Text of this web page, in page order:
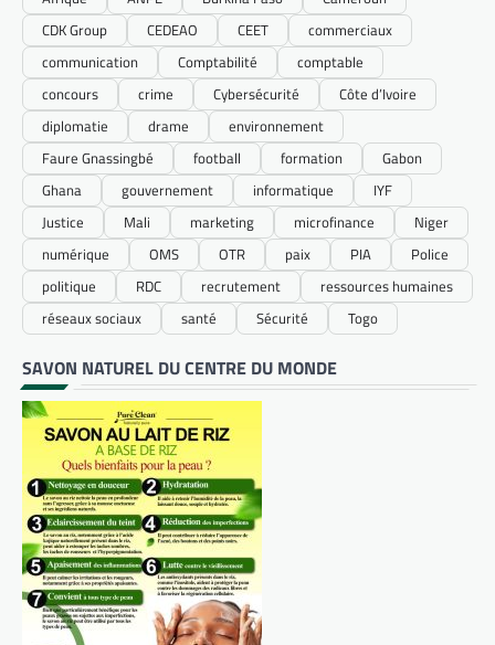
CDK Group
CEDEAO CEET
commerciaux
communication
Comptabilité
comptable
concours
crime Cybersécurité
Côte d’Ivoire
diplomatie
drame
environnement
Faure Gnassingbé
football formation
Gabon
Ghana
gouvernement informatique
IYF
Justice
Mali marketing microfinance
Niger
numérique
OMS OTR paix PIA
Police
politique
RDC recrutement
ressources humaines
réseaux sociaux
santé Sécurité Togo
SAVON NATUREL DU CENTRE DU MONDE